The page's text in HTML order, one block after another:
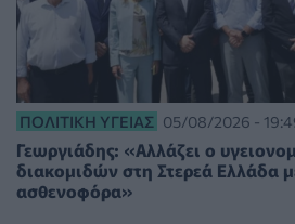
ΠΟΛΙΤΙΚΉ ΥΓΕΊΑΣ 05/08/2026 -
Γεωργιάδης: «Αλλάζει ο
διακομιδών στη Στερεά Ελλάδα
ασθενοφόρα»